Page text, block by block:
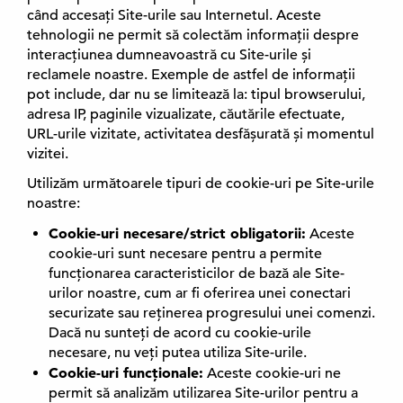
când accesați Site-urile sau Internetul. Aceste
tehnologii ne permit să colectăm informații despre
interacțiunea dumneavoastră cu Site-urile și
reclamele noastre. Exemple de astfel de informații
pot include, dar nu se limitează la: tipul browserului,
adresa IP, paginile vizualizate, căutările efectuate,
URL-urile vizitate, activitatea desfășurată și momentul
vizitei.
Utilizăm următoarele tipuri de cookie-uri pe Site-urile
noastre:
Cookie-uri necesare/strict obligatorii: Aceste
cookie-uri sunt necesare pentru a permite
funcționarea caracteristicilor de bază ale Site-
urilor noastre, cum ar fi oferirea unei conectari
securizate sau reținerea progresului unei comenzi.
Dacă nu sunteți de acord cu cookie-urile
necesare, nu veți putea utiliza Site-urile.
Cookie-uri funcționale: Aceste cookie-uri ne
permit să analizăm utilizarea Site-urilor pentru a